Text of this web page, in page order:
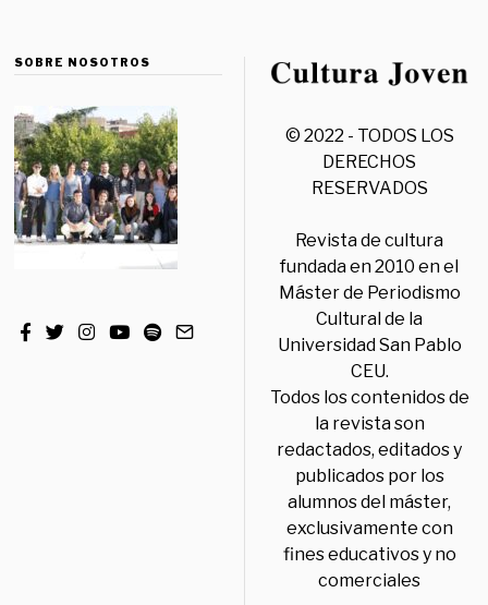
SOBRE NOSOTROS
© 2022 - TODOS LOS
DERECHOS
RESERVADOS
Revista de cultura
fundada en 2010 en el
Máster de Periodismo
Cultural de la
Universidad San Pablo
CEU.
Todos los contenidos de
la revista son
redactados, editados y
publicados por los
alumnos del máster,
exclusivamente con
fines educativos y no
comerciales